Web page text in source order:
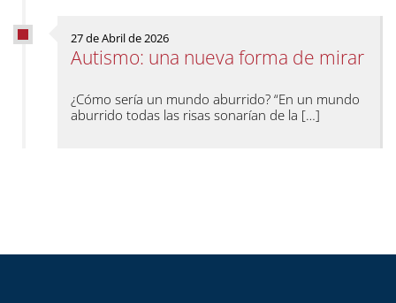
27 de Abril de 2026
Autismo: una nueva forma de mirar
¿Cómo sería un mundo aburrido? “En un mundo
aburrido todas las risas sonarían de la […]